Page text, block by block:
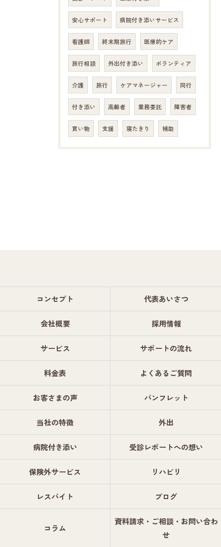
安心サポート 病院付き添いサービス
看護師 終末期旅行 医療的ケア
旅行相談 外出付き添い ボランティア
介護 旅行 ケアマネージャー 同行
付き添い 高齢者 業務委託 障害者
買い物 支援 寝たきり 補助
コンセプト 代表あいさつ
会社概要 採用情報
サービス サポートの流れ
料金表 よくあるご質問
お客さまの声 パンフレット
当社の特徴 外出
病院付き添い 受診レポートへの想い
保険外サービス リハビリ
レスパイト ブログ
コラム
資料請求・ご相談・お問い合わ
せ